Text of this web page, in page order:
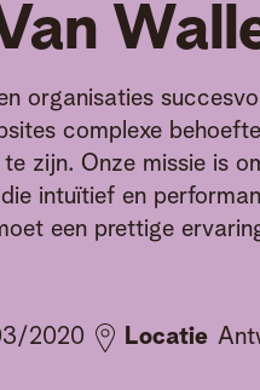
organisaties
complexe
zijn. Onze missie is
intuïtief en
een prettige
2020 Locatie